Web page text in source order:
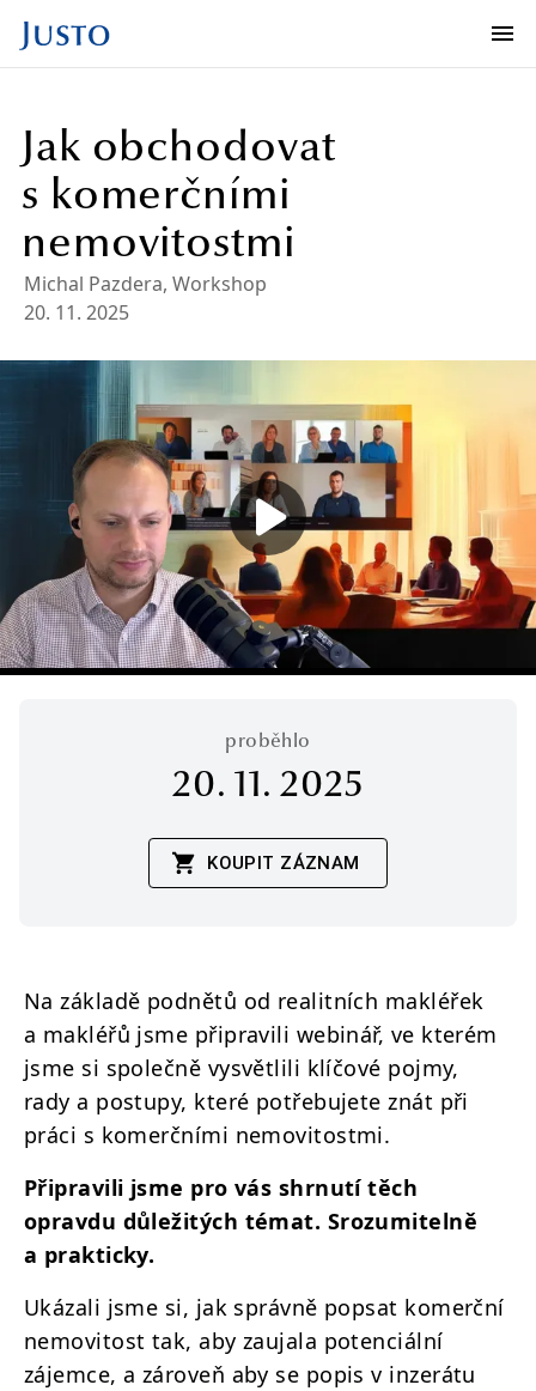
Jak obchodovat
s komerčními
nemovitostmi
Michal Pazdera, Workshop
20. 11. 2025
proběhlo
20. 11. 2025
KOUPIT ZÁZNAM
Na základě podnětů od realitních makléřek
a makléřů jsme připravili webinář, ve kterém
jsme si společně vysvětlili klíčové pojmy,
rady a postupy, které potřebujete znát při
práci s komerčními nemovitostmi.
Připravili jsme pro vás shrnutí těch
opravdu důležitých témat. Srozumitelně
a prakticky.
Ukázali jsme si, jak správně popsat komerční
nemovitost tak, aby zaujala potenciální
zájemce, a zároveň aby se popis v inzerátu